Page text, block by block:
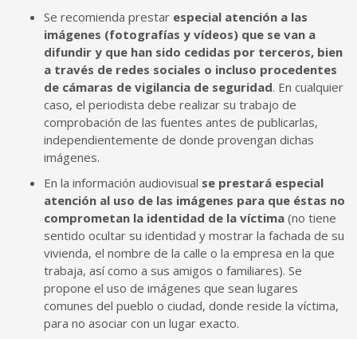
Se recomienda prestar especial atención a las
imágenes (fotografías y vídeos) que se van a
difundir y que han sido cedidas por terceros, bien
a través de redes sociales o incluso procedentes
de cámaras de vigilancia de seguridad. En cualquier
caso, el periodista debe realizar su trabajo de
comprobación de las fuentes antes de publicarlas,
independientemente de donde provengan dichas
imágenes.
En la información audiovisual se prestará especial
atención al uso de las imágenes para que éstas no
comprometan la identidad de la víctima (no tiene
sentido ocultar su identidad y mostrar la fachada de su
vivienda, el nombre de la calle o la empresa en la que
trabaja, así como a sus amigos o familiares). Se
propone el uso de imágenes que sean lugares
comunes del pueblo o ciudad, donde reside la víctima,
para no asociar con un lugar exacto.